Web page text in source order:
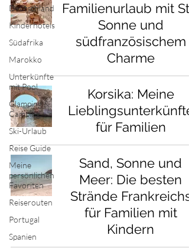
Deutschland
Kinderhotels
Südafrika
Marokko
Unterkünfte
mit Pool
Glamping &
Camping
Ski-Urlaub
Reise Guide
Meine
persönlichen
Favoriten
Reiserouten
Portugal
Spanien
Familienurlaub mit
Sonne und
südfranzösischem
Charme
Korsika: Meine
Lieblingsunterkünfte
für Familien
Sand, Sonne und
Meer: Die besten
Strände Frankreichs
für Familien mit
Kindern